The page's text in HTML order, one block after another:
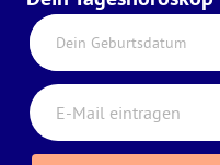
Dein Geburtsdatum